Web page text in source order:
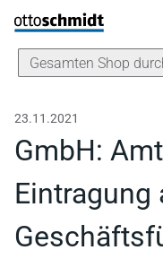
Direkt zum Inhalt
23.11.2021
GmbH:
Eintragung